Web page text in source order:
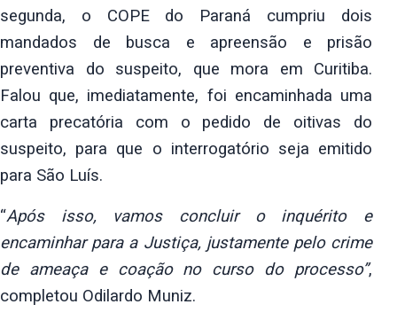
segunda, o COPE do Paraná cumpriu dois
mandados de busca e apreensão e prisão
preventiva do suspeito, que mora em Curitiba.
Falou que, imediatamente, foi encaminhada uma
carta precatória com o pedido de oitivas do
suspeito, para que o interrogatório seja emitido
para São Luís.
“Após isso, vamos concluir o inquérito e
encaminhar para a Justiça, justamente pelo crime
de ameaça e coação no curso do processo”,
completou Odilardo Muniz.